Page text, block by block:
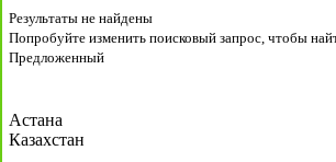
Результаты не найдены
Попробуйте изменить поисковый запрос, чтобы
Предложенный
Астана
Казахстан